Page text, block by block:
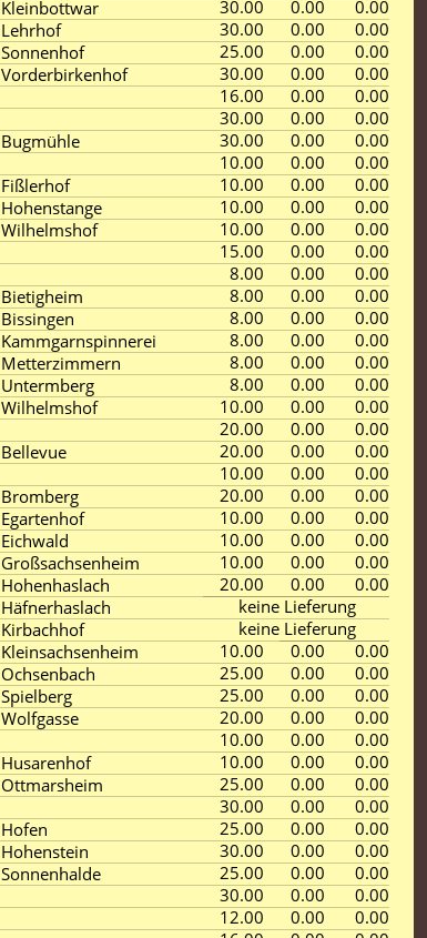
Kleinbottwar 30.00 0.00
0.00
Lehrhof 30.00 0.00
0.00
Sonnenhof 25.00 0.00
0.00
Vorderbirkenhof 30.00 0.00
0.00
16.00 0.00
0.00
30.00 0.00
0.00
Bugmühle 30.00 0.00
0.00
10.00 0.00
0.00
Fißlerhof 10.00 0.00
0.00
Hohenstange 10.00 0.00
0.00
Wilhelmshof 10.00 0.00
0.00
15.00 0.00
0.00
8.00 0.00
0.00
Bietigheim 8.00 0.00
0.00
Bissingen 8.00 0.00
0.00
Kammgarnspinnerei 8.00 0.00
0.00
Metterzimmern 8.00 0.00
0.00
Untermberg 8.00 0.00
0.00
Wilhelmshof 10.00 0.00
0.00
20.00 0.00
0.00
Bellevue 20.00 0.00
0.00
10.00 0.00
0.00
Bromberg 20.00 0.00
0.00
Egartenhof 10.00 0.00
0.00
Eichwald 10.00 0.00
0.00
Großsachsenheim 10.00 0.00
0.00
Hohenhaslach 20.00 0.00
0.00
Häfnerhaslach
keine Lieferung
Kirbachhof
keine Lieferung
Kleinsachsenheim 10.00 0.00
0.00
Ochsenbach 25.00 0.00
0.00
Spielberg 25.00 0.00
0.00
Wolfgasse 20.00 0.00
0.00
10.00 0.00
0.00
Husarenhof 10.00 0.00
0.00
Ottmarsheim 25.00 0.00
0.00
30.00 0.00
0.00
Hofen 25.00 0.00
0.00
Hohenstein 30.00 0.00
0.00
Sonnenhalde 25.00 0.00
0.00
30.00 0.00
0.00
12.00 0.00
0.00